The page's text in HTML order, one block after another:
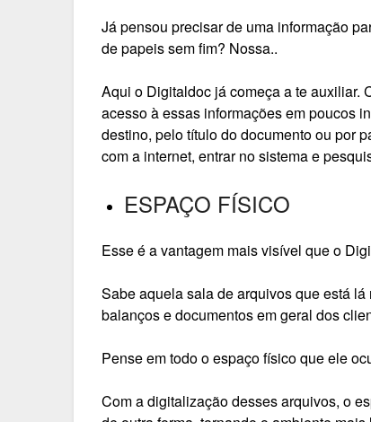
Já pensou precisar de uma informação
de papeis sem fim? Nossa..
Aqui o Digitaldoc já começa a te auxiliar.
acesso à essas informações em poucos
destino, pelo título do documento ou por
com a internet, entrar no sistema e
ESPAÇO FÍSICO
Esse é a vantagem mais visível que o
Sabe aquela sala de arquivos que está
balanços e documentos em geral dos
Pense em todo o espaço físico que ele
Com a digitalização desses arquivos, o